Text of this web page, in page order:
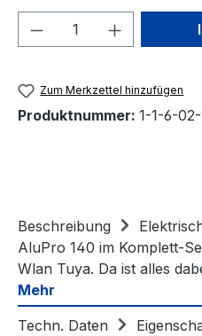
Produkt Anzahl:
Zum Merkzettel hinzufügen
Produktnummer: 1-1-6-
Beschreibung
AluPro 140 im Komplett-
Wlan Tuya. Da ist alles
Mehr
Techn. Daten